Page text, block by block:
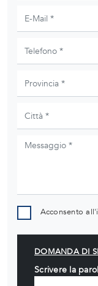
Acconsento
DOMANDA DI
Scrivere la